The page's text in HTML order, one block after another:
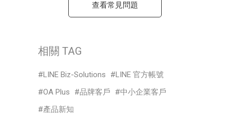
查看常見問題
相關 TAG
LINE Biz-Solutions
LINE 官方帳號
OA Plus
品牌客戶
中小企業客戶
產品新知